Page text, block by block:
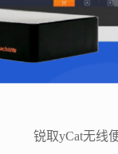
锐取yCat无线